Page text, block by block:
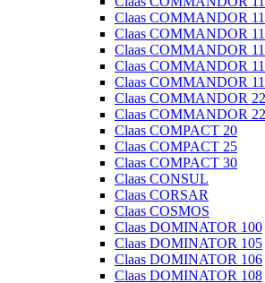
Claas COMMANDOR
Claas COMMANDOR
Claas COMMANDOR
Claas COMMANDOR
Claas COMMANDOR
Claas COMMANDOR
Claas COMMANDOR
Claas COMPACT 20
Claas COMPACT 25
Claas COMPACT 30
Claas CONSUL
Claas CORSAR
Claas COSMOS
Claas DOMINATOR 100
Claas DOMINATOR 105
Claas DOMINATOR 106
Claas DOMINATOR 108